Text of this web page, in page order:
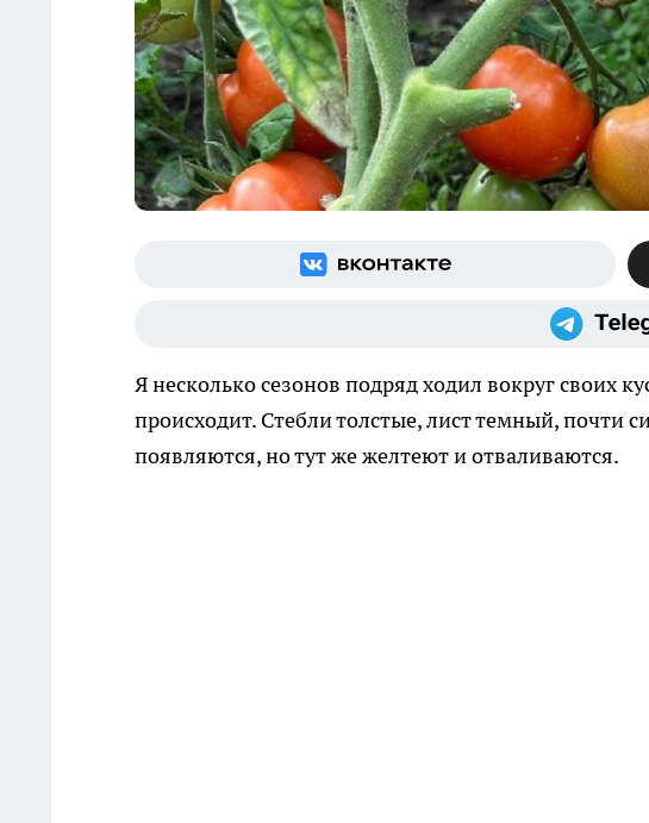
Я несколько сезонов подряд ходил вокруг своих
происходит. Стебли толстые, лист темный, почти
появляются, но тут же желтеют и отваливаются.